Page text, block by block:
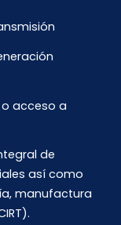
acceso a
de
así como
manufactura